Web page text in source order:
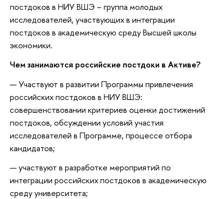
постдоков в НИУ ВШЭ – группа молодых
исследователей, участвующих в интеграции
постдоков в академическую среду Высшей школы
экономики.
Чем занимаются российские постдоки в Активе?
Участвуют в развитии Программы привлечения
российских постдоков в НИУ ВШЭ:
совершенствовании критериев оценки достижений
постдоков, обсуждении условий участия
исследователей в Программе, процессе отбора
кандидатов;
участвуют в разработке мероприятий по
интеграции российских постдоков в академическую
среду университета;